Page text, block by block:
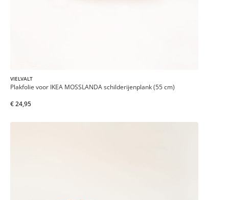
VIELVALT
Plakfolie voor IKEA MOSSLANDA schilderijenplank (55 cm)
€ 24,95